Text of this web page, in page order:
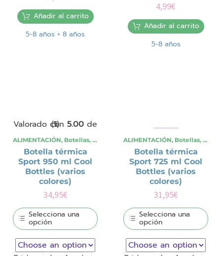
Añadir al carrito
5-8 años + 8 años
4,99€
Añadir al carrito
5-8 años
Valorado con 5.00
de 5
(1)
ALIMENTACIÓN, Botellas, OCASIONES ESPECIALES,Verano,Viajes
Botella térmica
Sport 950 ml Cool
Bottles (varios
colores)
34,95€
Selecciona una
opción
Este
producto
tiene
ALIMENTACIÓN, Botellas,
Botella térmica
Sport 725 ml Cool
Bottles (varios
colores)
31,95€
Selecciona una
opción
Este
producto
tiene